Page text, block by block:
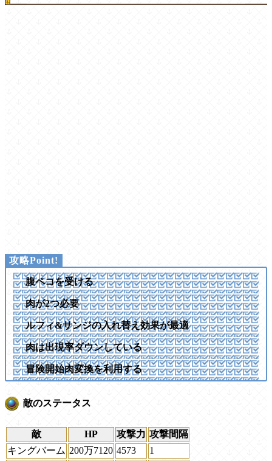
腹ペコを受ける
肉が2つ必要
ルフィ&サンジの入れ替え効果が最適
肉は出現率ダウンしている
冒険開始肉変換を利用する
敵のステータス
敵 HP 攻撃力 攻撃間隔
キングバーム 200万7120 4573
1